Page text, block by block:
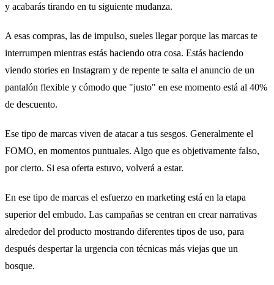
y acabarás tirando en tu siguiente mudanza.
A esas compras, las de impulso, sueles llegar porque las marcas te
interrumpen mientras estás haciendo otra cosa. Estás haciendo
viendo stories en Instagram y de repente te salta el anuncio de un
pantalón flexible y cómodo que "justo" en ese momento está al 40%
de descuento.
Ese tipo de marcas viven de atacar a tus sesgos. Generalmente el
FOMO, en momentos puntuales. Algo que es objetivamente falso,
por cierto. Si esa oferta estuvo, volverá a estar.
En ese tipo de marcas el esfuerzo en marketing está en la etapa
superior del embudo. Las campañas se centran en crear narrativas
alrededor del producto mostrando diferentes tipos de uso, para
después despertar la urgencia con técnicas más viejas que un
bosque.